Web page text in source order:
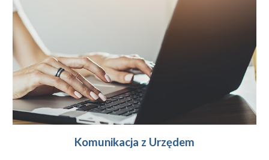
Komunikacja z Urzędem